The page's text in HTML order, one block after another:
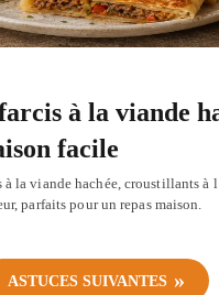
à la viande
facile
à la viande hachée, croustillants à
parfaits pour un repas maison.
ASTUCES SUIVANTES